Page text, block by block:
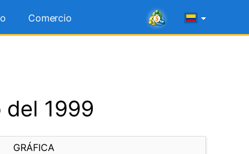
Comercio
del 1999
GRÁFICA